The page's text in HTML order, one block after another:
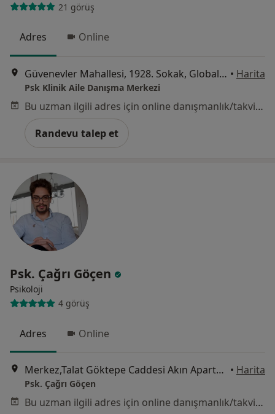
21 görüş
Adres Online
Güvenevler Mahallesi, 1928. Sokak, Global Dream Offices, Ekinci İnşaat No: 5/4, Mersin • Harita
Psk Klinik Aile Danışma Merkezi
Bu uzman ilgili adres için online danışmanlık/takvim sunmuyor.
Randevu talep et
Psk. Çağrı Göçen
Psikoloji
4 görüş
Adres Online
Merkez,Talat Göktepe Caddesi Akın Apartmanı No:63 K:1 Numara:1, Mersin • Harita
Psk. Çağrı Göçen
Bu uzman ilgili adres için online danışmanlık/takvim sunmuyor.